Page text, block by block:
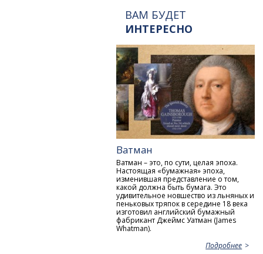
ВАМ БУДЕТ
ИНТЕРЕСНО
Ватман
Ватман – это, по сути, целая эпоха.
Настоящая «бумажная» эпоха,
изменившая представление о том,
какой должна быть бумага. Это
удивительное новшество из льняных и
пеньковых тряпок в середине 18 века
изготовил английский бумажный
фабрикант Джеймс Уатман (James
Whatman).
Подробнее